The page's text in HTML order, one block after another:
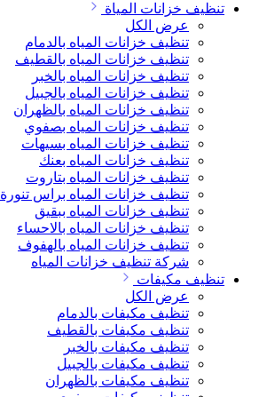
تنظيف خزانات المياة
عرض الكل
تنظيف خزانات المياه بالدمام
تنظيف خزانات المياه بالقطيف
تنظيف خزانات المياه بالخبر
تنظيف خزانات المياه بالجبيل
تنظيف خزانات المياه بالظهران
تنظيف خزانات المياه بصفوي
تنظيف خزانات المياه بسيهات
تنظيف خزانات المياه بعنك
تنظيف خزانات المياه بتاروت
تنظيف خزانات المياه براس تنورة
تنظيف خزانات المياه ببقيق
تنظيف خزانات المياه بالاحساء
تنظيف خزانات المياه بالهفوف
شركة تنظيف خزانات المياه
تنظيف مكيفات
عرض الكل
تنظيف مكيفات بالدمام
تنظيف مكيفات بالقطيف
تنظيف مكيفات بالخبر
تنظيف مكيفات بالجبيل
تنظيف مكيفات بالظهران